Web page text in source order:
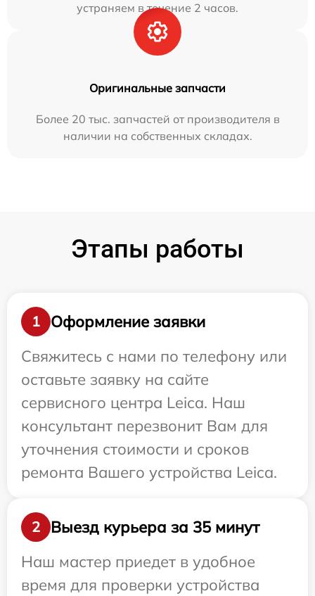
устраняем в течение 2 часов.
Оригинальные запчасти
Более 20 тыс. запчастей от производителя в
наличии на собственных складах.
Этапы работы
1
Оформление заявки
Свяжитесь с нами по телефону или
оставьте заявку на сайте
сервисного центра Leica. Наш
консультант перезвонит Вам для
уточнения стоимости и сроков
ремонта Вашего устройства Leica.
2
Выезд курьера за 35 минут
Наш мастер приедет в удобное
время для проверки устройства